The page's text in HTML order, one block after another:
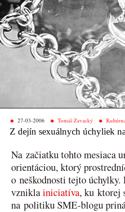
27-03-2006 Tomáš Zavacký
Z dejín sexuálnych úchyliek
Na začiatku tohto mesiaca
orientáciou, ktorý
o neškodnosti tejto
vzniklainiciatíva, ku ktorej
na politiku SME-blogu